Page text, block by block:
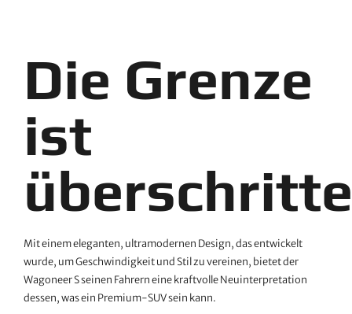
Die Grenze
ist
Mit einem eleganten, ultramodernen Design, das entwickelt
wurde, um Geschwindigkeit und Stil zu vereinen, bietet der
Wagoneer S seinen Fahrern eine kraftvolle Neuinterpretation
dessen, was ein Premium-SUV sein kann.